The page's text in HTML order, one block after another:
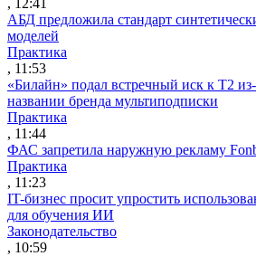
, 12:41
АБД предложила стандарт
моделей
Практика
, 11:53
«Билайн» подал встречный иск к Т2
названии бренда мультиподписки
Практика
, 11:44
ФАС запретила наружную рекламу
Практика
, 11:23
IT-бизнес просит упростить
для обучения ИИ
Законодательство
, 10:59